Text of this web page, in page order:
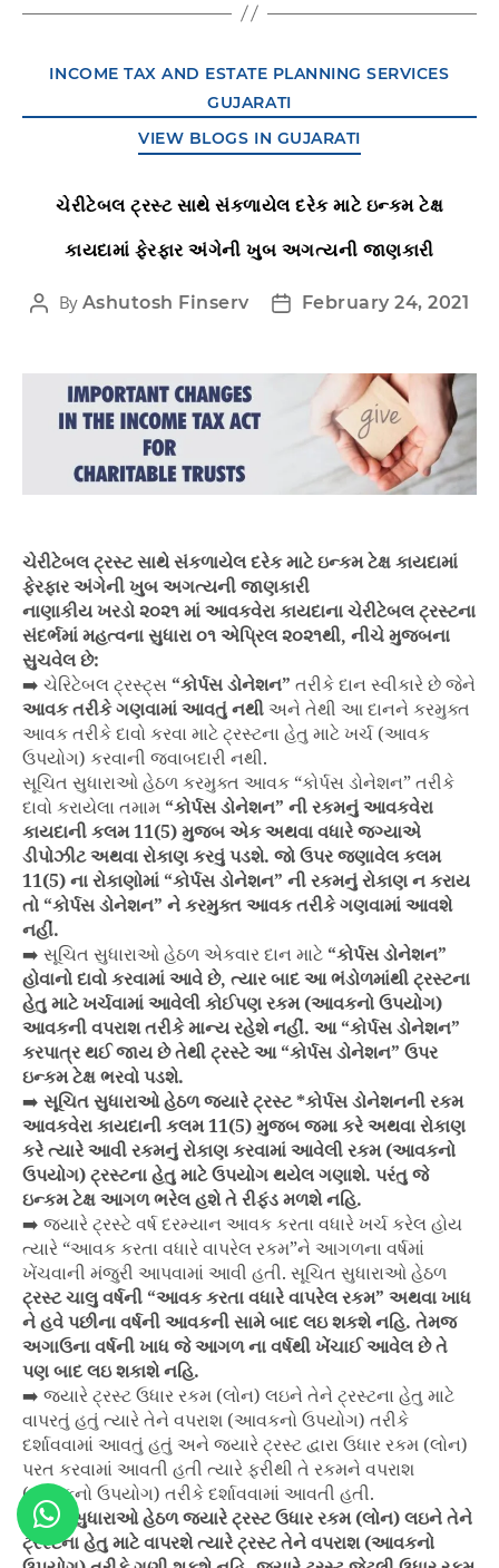
INCOME TAX AND ESTATE PLANNING SERVICES
GUJARATI
VIEW BLOGS IN GUJARATI
ચેરીટેબલ ટ્રસ્ટ સાથે સંકળાયેલ દરેક માટે ઇન્કમ ટેક્ષ
કાયદામાં ફેરફાર અંગેની ખુબ અગત્યની જાણકારી
By Ashutosh Finserv February 24, 2021
ચેરીટેબલ ટ્રસ્ટ સાથે સંકળાયેલ દરેક માટે ઇન્કમ ટેક્ષ કાયદામાં
ફેરફાર અંગેની ખુબ અગત્યની જાણકારી
નાણાકીય ખરડો ૨૦૨૧ માં આવકવેરા કાયદાના ચેરીટેબલ ટ્રસ્ટના
સંદર્ભમાં મહત્વના સુધારા ૦૧ એપ્રિલ ૨૦૨૧થી, નીચે મુજબના
સુચવેલ છે:
➡️ ચેરિટેબલ ટ્રસ્ટ્સ “કોર્પસ ડોનેશન” તરીકે દાન સ્વીકારે છે જેને
આવક તરીકે ગણવામાં આવતું નથી અને તેથી આ દાનને કરમુક્ત
આવક તરીકે દાવો કરવા માટે ટ્રસ્ટના હેતુ માટે ખર્ચ (આવક
ઉપયોગ) કરવાની જવાબદારી નથી.
સૂચિત સુધારાઓ હેઠળ કરમુક્ત આવક “કોર્પસ ડોનેશન” તરીકે
દાવો કરાયેલા તમામ “કોર્પસ ડોનેશન” ની રકમનું આવકવેરા
કાયદાની કલમ 11(5) મુજબ એક અથવા વધારે જગ્યાએ
ડીપોઝીટ અથવા રોકાણ કરવું પડશે. જો ઉપર જણાવેલ કલમ
11(5) ના રોકાણોમાં “કોર્પસ ડોનેશન” ની રકમનું રોકાણ ન કરાય
તો “કોર્પસ ડોનેશન” ને કરમુક્ત આવક તરીકે ગણવામાં આવશે
નહીં.
➡️ સૂચિત સુધારાઓ હેઠળ એકવાર દાન માટે “કોર્પસ ડોનેશન”
હોવાનો દાવો કરવામાં આવે છે, ત્યાર બાદ આ ભંડોળમાંથી ટ્રસ્ટના
હેતુ માટે ખર્ચવામાં આવેલી કોઈપણ રકમ (આવકનો ઉપયોગ)
આવકની વપરાશ તરીકે માન્ય રહેશે નહીં. આ “કોર્પસ ડોનેશન”
કરપાત્ર થઈ જાય છે તેથી ટ્રસ્ટે આ “કોર્પસ ડોનેશન” ઉપર
ઇન્કમ ટેક્ષ ભરવો પડશે.
➡️ સૂચિત સુધારાઓ હેઠળ જયારે ટ્રસ્ટ *કોર્પસ ડોનેશનની રકમ
આવકવેરા કાયદાની કલમ 11(5) મુજબ જમા કરે અથવા રોકાણ
કરે ત્યારે આવી રકમનું રોકાણ કરવામાં આવેલી રકમ (આવકનો
ઉપયોગ) ટ્રસ્ટના હેતુ માટે ઉપયોગ થયેલ ગણાશે. પરંતુ જે
ઇન્કમ ટેક્ષ આગળ ભરેલ હશે તે રીફંડ મળશે નહિ.
➡️ જયારે ટ્રસ્ટે વર્ષ દરમ્યાન આવક કરતા વધારે ખર્ચ કરેલ હોય
ત્યારે “આવક કરતા વધારે વાપરેલ રકમ”ને આગળના વર્ષમાં
ખેંચવાની મંજુરી આપવામાં આવી હતી. સૂચિત સુધારાઓ હેઠળ
ટ્રસ્ટ ચાલુ વર્ષની “આવક કરતા વધારે વાપરેલ રકમ” અથવા ખાધ
ને હવે પછીના વર્ષની આવકની સામે બાદ લઇ શકશે નહિ. તેમજ
અગાઉના વર્ષની ખાધ જે આગળ ના વર્ષથી ખેંચાઈ આવેલ છે તે
પણ બાદ લઇ શકાશે નહિ.
➡️ જયારે ટ્રસ્ટ ઉધાર રકમ (લોન) લઇને તેને ટ્રસ્ટના હેતુ માટે
વાપરતું હતું ત્યારે તેને વપરાશ (આવકનો ઉપયોગ) તરીકે
દર્શાવવામાં આવતું હતું અને જયારે ટ્રસ્ટ દ્વારા ઉધાર રકમ (લોન)
પરત કરવામાં આવતી હતી ત્યારે ફરીથી તે રકમને વપરાશ
(આવકનો ઉપયોગ) તરીકે દર્શાવવામાં આવતી હતી.
સૂચિત સુધારાઓ હેઠળ જ્યારે ટ્રસ્ટ ઉધાર રકમ (લોન) લઇને તેને
ટ્રસ્ટના હેતુ માટે વાપરશે ત્યારે ટ્રસ્ટ તેને વપરાશ (આવકનો